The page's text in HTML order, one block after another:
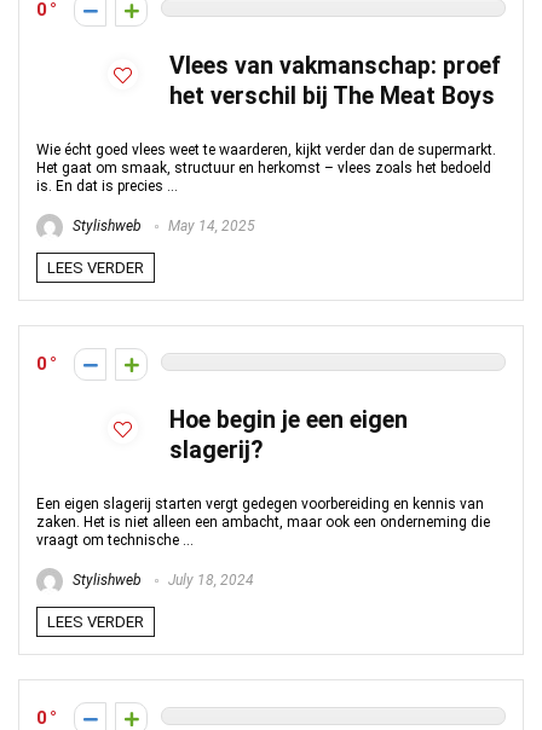
0
Vlees van vakmanschap: proef
het verschil bij The Meat Boys
Wie écht goed vlees weet te waarderen, kijkt verder dan de supermarkt.
Het gaat om smaak, structuur en herkomst – vlees zoals het bedoeld
is. En dat is precies ...
Stylishweb May 14, 2025
LEES VERDER
0
Hoe begin je een eigen
slagerij?
Een eigen slagerij starten vergt gedegen voorbereiding en kennis van
zaken. Het is niet alleen een ambacht, maar ook een onderneming die
vraagt om technische ...
Stylishweb July 18, 2024
LEES VERDER
0